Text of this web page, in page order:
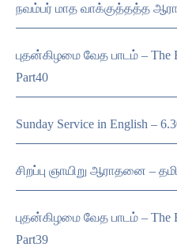
நவம்பர் மாத வாக்குத்தத்த
புதன்கிழமை வேத பாடம் – The
Part40
Sunday Service in English –
சிறப்பு ஞாயிறு ஆராதனை –
புதன்கிழமை வேத பாடம் – The
Part39